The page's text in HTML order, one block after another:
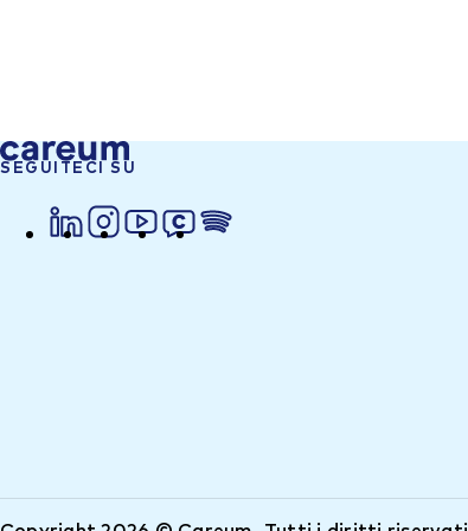
SEGUITECI SU